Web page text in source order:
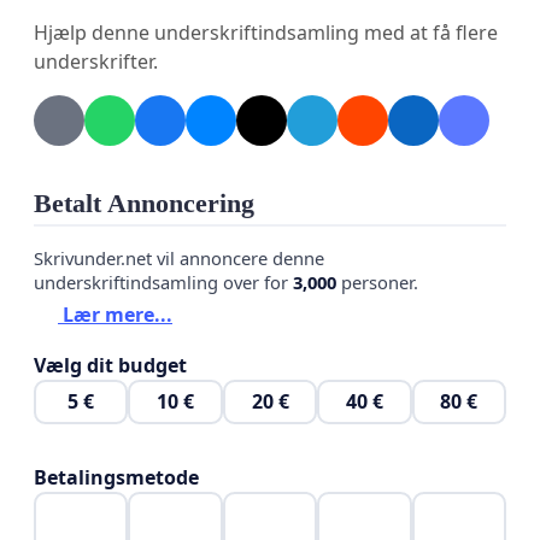
parkeringspladsen ved Karlslunde Hallen og
hinanden.
zebrastriberne på Kongens Enge.
Skolevejssignal– A22-tavle med LED-blink for
at advare bilister i morgentimerne.
afmærkning på Kongens Enge og Bastebjerg.
Sikre overgange– zebrastriber til den nye
parkeringsplads og bedre optegning ved de
eksisterende overgange.
Hjælp denne underskriftindsamling med at få flere
underskrifter.
Betalt Annoncering
Skrivunder.net vil annoncere denne
underskriftindsamling over for 3,000 personer.
Lær mere...
Vælg dit budget
5 €
10 € 20 € 40 € 80 €
Betalingsmetode